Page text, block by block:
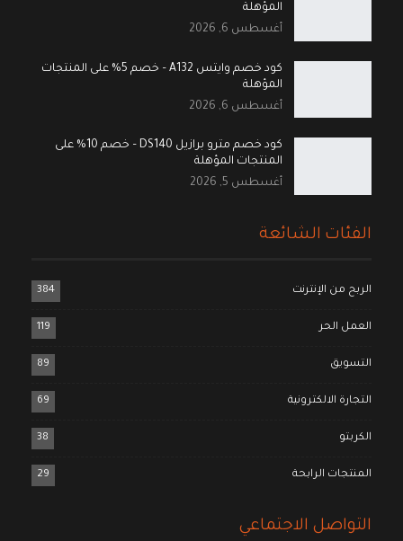
المؤهلة
أغسطس 6, 2026
كود خصم وايتس A132 – خصم 5% على المنتجات
المؤهلة
أغسطس 6, 2026
كود خصم مترو برازيل DS140 – خصم 10% على
المنتجات المؤهلة
أغسطس 5, 2026
الفئات الشائعة
الربح من الإنترنت 384
العمل الحر 119
التسويق 89
التجارة الالكترونية 69
الكربتو 38
المنتجات الرابحة 29
التواصل الاجتماعي